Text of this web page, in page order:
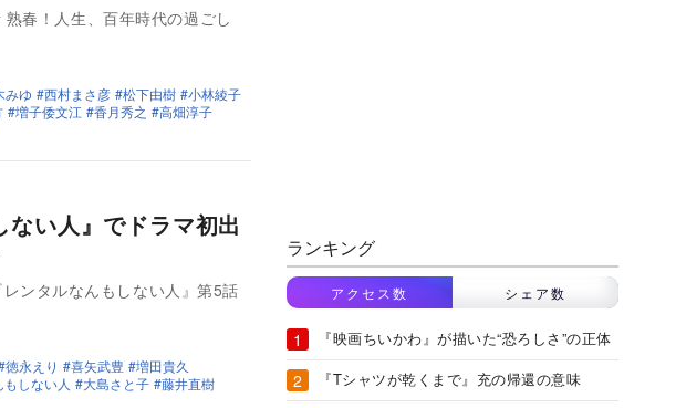
春！人生、百年時代の過ごし
みゆ 西村まさ彦 松下由樹
小林綾子
増子倭文江 香月秀之
高畑淳子
い人』でドラマ初出
ンタルなんもしない人』第5話
徳永えり 喜矢武豊
増田貴久
しない人 大島さと子 藤井直樹
ランキング
アクセス数 シェア数
『映画ちいかわ』が描いた“恐ろしさ”の正体
『Tシャツが乾くまで』充の帰還の意味